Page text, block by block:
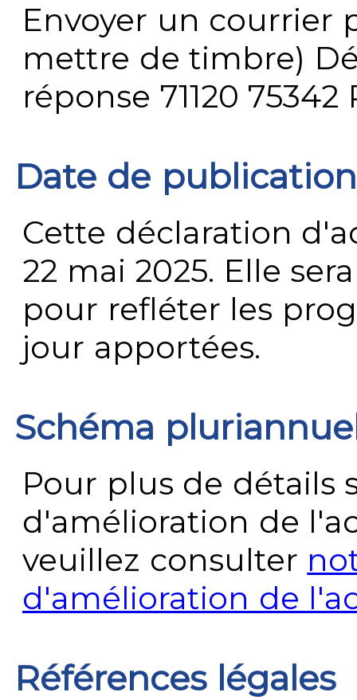
Envoyer un courrier
mettre de timbre)
réponse 71120 75342
Date de publication
Cette déclaration
22 mai 2025. Elle
pour refléter les
jour apportées.
Schéma
Pour plus de détails
d'amélioration de
veuillez consulter
d'amélioration de
Références légales